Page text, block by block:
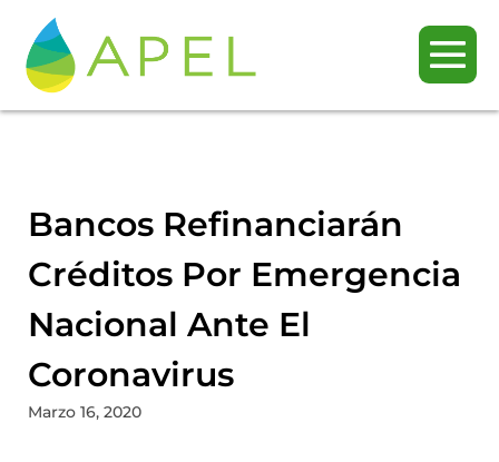
Bancos Refinanciarán
Créditos Por Emergencia
Nacional Ante El
Coronavirus
Marzo 16, 2020